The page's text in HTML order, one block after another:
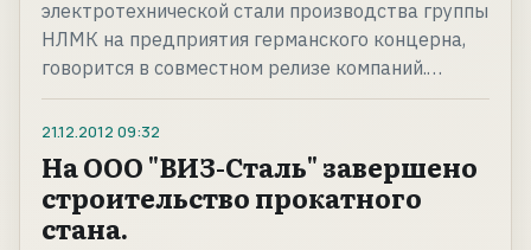
электротехнической стали производства группы
НЛМК на предприятия германского концерна,
говорится в совместном релизе компаний.…
21.12.2012 09:32
На ООО "ВИЗ-Сталь" завершено
строительство прокатного
стана.